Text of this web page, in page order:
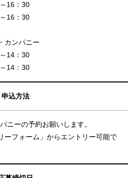
16：30
16：30
カンパニー
14：30
14：30
申込方法
ニーの予約お願いします。
フォーム」からエントリー可能で